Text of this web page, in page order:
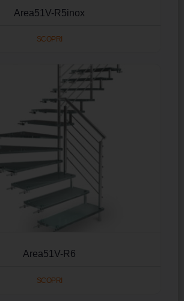
Area51V-R5inox
SCOPRI
Area51V-R6
SCOPRI